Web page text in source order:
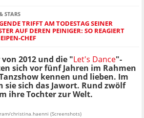
STARS
TRIFFT AM TODESTAG SEINER
AUF DEREN PEINIGER: SO REAGIERT
CHEF
von 2012 und die "Let's Dance"-
sich vor fünf Jahren im Rahmen
kennen und lieben. Im
sie sich das Jawort. Rund zwölf
ihre Tochter zur Welt.
christina.haenni (Screenshots)